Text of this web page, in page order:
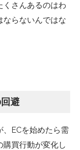
くさんあるのはわ
ならないんではな
避
、ECを始めたら需
買行動が変化し